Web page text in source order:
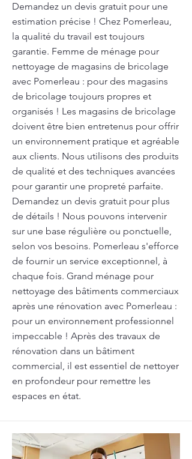
Demandez un devis gratuit pour une
estimation précise ! Chez Pomerleau,
la qualité du travail est toujours
garantie. Femme de ménage pour
nettoyage de magasins de bricolage
avec Pomerleau : pour des magasins
de bricolage toujours propres et
organisés ! Les magasins de bricolage
doivent être bien entretenus pour offrir
un environnement pratique et agréable
aux clients. Nous utilisons des produits
de qualité et des techniques avancées
pour garantir une propreté parfaite.
Demandez un devis gratuit pour plus
de détails ! Nous pouvons intervenir
sur une base régulière ou ponctuelle,
selon vos besoins. Pomerleau s'efforce
de fournir un service exceptionnel, à
chaque fois. Grand ménage pour
nettoyage des bâtiments commerciaux
après une rénovation avec Pomerleau :
pour un environnement professionnel
impeccable ! Après des travaux de
rénovation dans un bâtiment
commercial, il est essentiel de nettoyer
en profondeur pour remettre les
espaces en état.